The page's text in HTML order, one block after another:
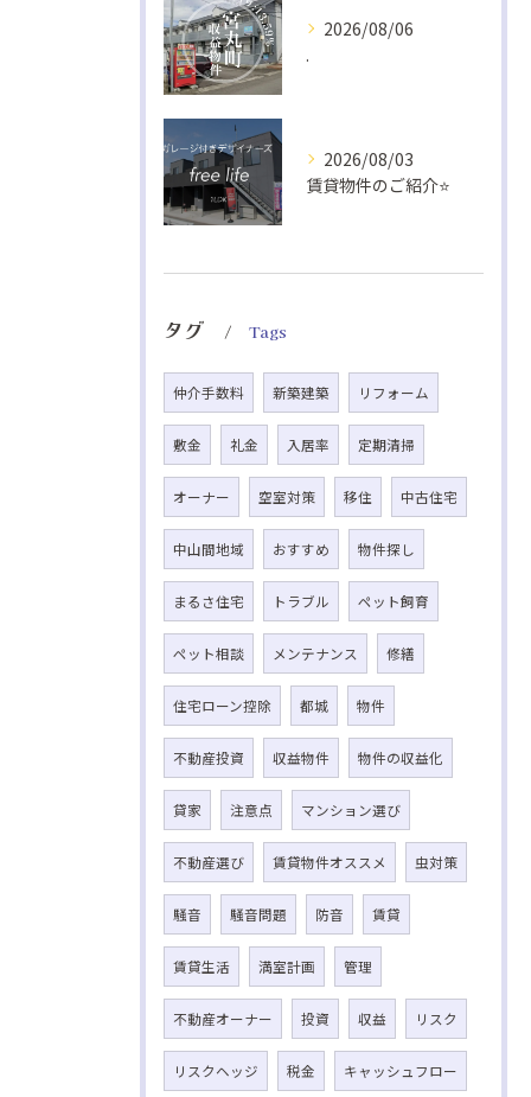
2026/08/06
.
2026/08/03
賃貸物件のご紹介⭐️
タグ Tags
仲介手数料 新築建築 リフォーム
敷金 礼金 入居率 定期清掃
オーナー 空室対策 移住 中古住宅
中山間地域 おすすめ 物件探し
まるさ住宅 トラブル ペット飼育
ペット相談 メンテナンス 修繕
住宅ローン控除 都城 物件
不動産投資 収益物件 物件の収益化
貸家 注意点 マンション選び
不動産選び 賃貸物件オススメ 虫対策
騒音 騒音問題 防音 賃貸
賃貸生活 満室計画 管理
不動産オーナー 投資 収益 リスク
リスクヘッジ 税金 キャッシュフロー